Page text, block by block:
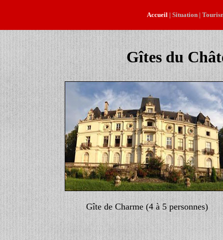
Accueil | Situation |
Gîtes du
Gîte de Charme (4 à 5 personnes)